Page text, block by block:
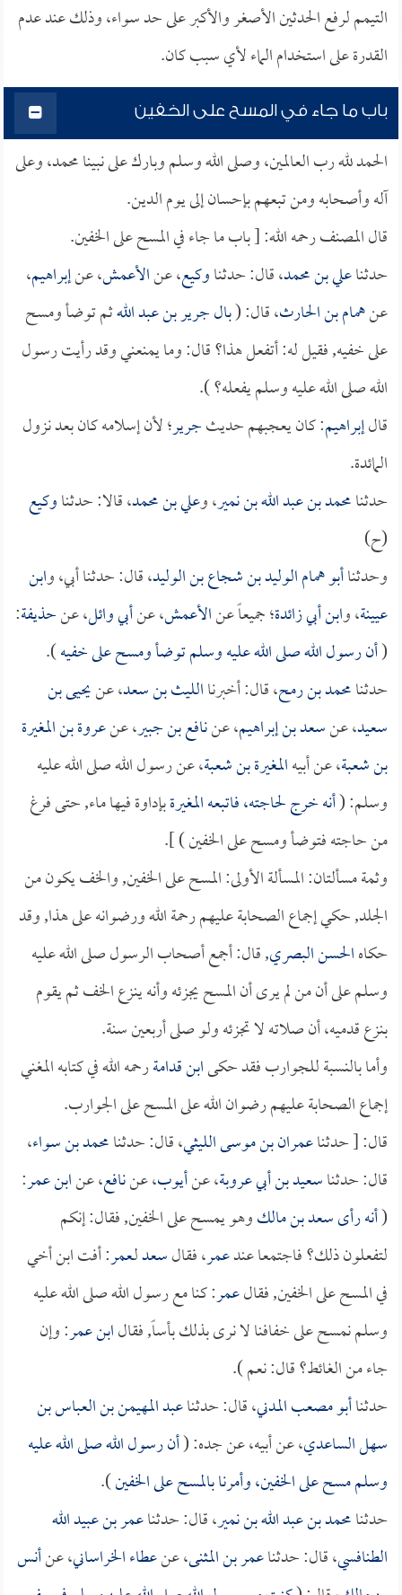
التيمم لرفع الحدثين الأصغر والأكبر على حد سواء، وذلك عند عدم
القدرة على استخدام الماء لأي سبب كان.
باب ما جاء في المسح على الخفين
الحمد لله رب العالمين، وصلى الله وسلم وبارك على نبينا محمد، وعلى
آله وأصحابه ومن تبعهم بإحسان إلى يوم الدين.
قال المصنف رحمه الله: [ باب ما جاء في المسح على الخفين.
حدثناعلي بن محمد، قال: حدثناوكيع، عنالأعمش، عنإبراهيم،
عنهمام بن الحارث، قال: (بالجرير بن عبد اللهثم توضأ ومسح
على خفيه, فقيل له: أتفعل هذا؟ قال: وما يمنعني وقد رأيت رسول
الله صلى الله عليه وسلم يفعله؟ ).
قالإبراهيم: كان يعجبهم حديثجرير؛ لأن إسلامه كان بعد نزول
المائدة.
حدثنامحمد بن عبد الله بن نمير، وعلي بن محمد، قالا: حدثناوكيع
(ح)
وحدثناأبو همام الوليد بن شجاع بن الوليد، قال: حدثنا أبي، وابن
عيينة، وابن أبي زائدة؛ جميعاً عنالأعمش، عنأبي وائل، عنحذيفة:
(أن رسول الله صلى الله عليه وسلم توضأ ومسح على خفيه).
حدثنامحمد بن رمح، قال: أخبرناالليث بن سعد، عنيحيى بن
سعيد، عنسعد بن إبراهيم، عننافع بن جبير، عنعروة بن المغيرة
بن شعبة، عن أبيهالمغيرة بن شعبة، عن رسول الله صلى الله عليه
وسلم: (أنه خرج لحاجته، فاتبعهالمغيرةبإداوة فيها ماء, حتى فرغ
من حاجته فتوضأ ومسح على الخفين ) ].
وثمة مسألتان: المسألة الأولى: المسح على الخفين, والخف يكون من
الجلد, حكي إجماع الصحابة عليهم رحمة الله ورضوانه على هذا, وقد
حكاهالحسن البصري, قال: أجمع أصحاب الرسول صلى الله عليه
وسلم على أن من لم يرى أن المسح يجزئه وأنه ينزع الخف ثم يقوم
بنزع قدميه، أن صلاته لا تجزئه ولو صلى أربعين سنة.
وأما بالنسبة للجوارب فقد حكىابن قدامةرحمه الله في كتابه المغني
إجماع الصحابة عليهم رضوان الله على المسح على الجوارب.
قال: [ حدثناعمران بن موسى الليثي، قال: حدثنامحمد بن سواء،
قال: حدثناسعيد بن أبي عروبة، عنأيوب، عننافع، عنابن عمر:
(أنه رأىسعد بن مالكوهو يمسح على الخفين, فقال: إنكم
لتفعلون ذلك؟ فاجتمعا عندعمر، فقالسعدلـعمر: أفت ابن أخي
في المسح على الخفين, فقالعمر: كنا مع رسول الله صلى الله عليه
وسلم نمسح على خفافنا لا نرى بذلك بأساً, فقالابن عمر: وإن
جاء من الغائط؟ قال: نعم ).
حدثناأبو مصعب المدني، قال: حدثناعبد المهيمن بن العباس بن
سهل الساعدي، عن أبيه، عن جده: (أن رسول الله صلى الله عليه
وسلم مسح على الخفين، وأمرنا بالمسح على الخفين).
حدثنامحمد بن عبد الله بن نمير، قال: حدثناعمر بن عبيد الله
الطنافسي، قال: حدثناعمر بن المثنى، عنعطاء الخراساني، عنأنس